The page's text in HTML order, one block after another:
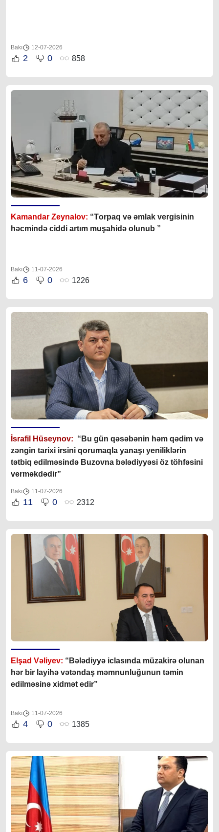
Bakı 12-07-2026
2 0 858
Kamandar Zeynalov: “Torpaq və əmlak vergisinin
həcmində ciddi artım muşahidə olunub ”
Bakı 11-07-2026
6 0 1226
İsrafil Hüseynov: “Bu gün qəsəbənin həm qədim və
zəngin tarixi irsini qorumaqla yanaşı yeniliklərin
tətbiq edilməsində Buzovna bələdiyyəsi öz töhfəsini
verməkdədir”
Bakı 11-07-2026
11 0 2312
Elşad Vəliyev: “Bələdiyyə iclasında müzakirə olunan
hər bir layihə vətəndaş məmnunluğunun təmin
edilməsinə xidmət edir”
Bakı 11-07-2026
4 0 1385